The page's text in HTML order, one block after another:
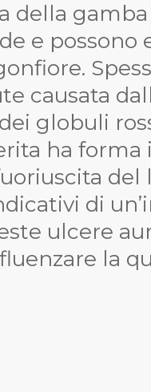
della
e possono
causata
globuli
ha
di
ulcere
la